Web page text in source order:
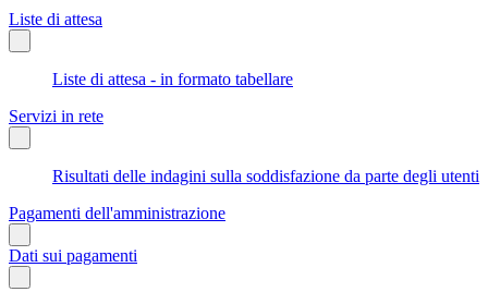
Liste di attesa
Liste di attesa - in formato tabellare
Servizi in rete
Risultati delle indagini sulla soddisfazione da parte degli utenti
Pagamenti dell'amministrazione
Dati sui pagamenti